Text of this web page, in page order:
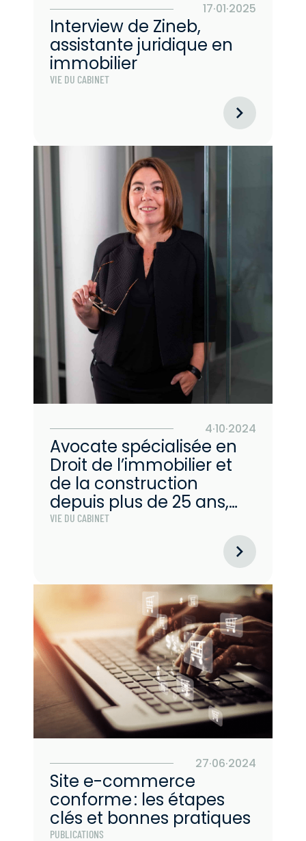
17·01·2025
Interview de Zineb,
assistante juridique en
immobilier
VIE DU CABINET
4·10·2024
Avocate spécialisée en
Droit de l’immobilier et
de la construction
depuis plus de 25 ans,
Magali a pris la direction
du pôle du même nom
VIE DU CABINET
27·06·2024
Site e-commerce
conforme : les étapes
clés et bonnes pratiques
PUBLICATIONS